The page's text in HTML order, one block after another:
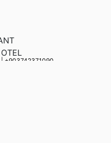
| +90 3742371090